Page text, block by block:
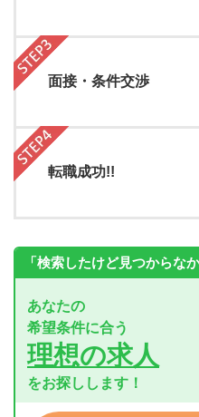
面接・条件交渉
転職成功!!
「検索したけど見つからな
あなたの
希望条件に合う
理想の求人
をお探しします！